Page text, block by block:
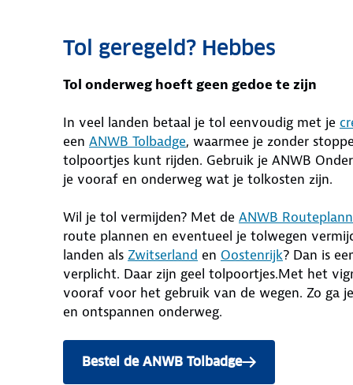
Tol geregeld? Hebbes
Tol onderweg hoeft geen gedoe te zijn
In veel landen betaal je tol eenvoudig met je
een ANWB Tolbadge, waarmee je zonder
tolpoortjes kunt rijden. Gebruik je ANWB
je vooraf en onderweg wat je tolkosten zijn.
Wil je tol vermijden? Met de ANWB
route plannen en eventueel je tolwegen
landen als Zwitserland en Oostenrijk? Dan is
verplicht. Daar zijn geel tolpoortjes.Met het
vooraf voor het gebruik van de wegen. Zo ga
en ontspannen onderweg.
Bestel de ANWB Tolbadge